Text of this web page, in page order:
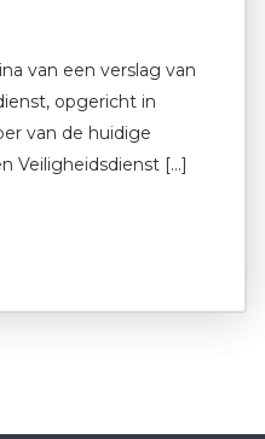
van een verslag van
opgericht in
van de huidige
Veiligheidsdienst […]